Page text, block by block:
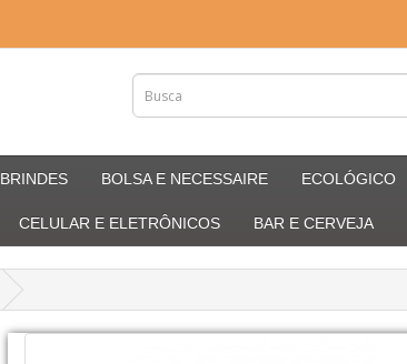
BRINDES BOLSA E NECESSAIRE ECOLÓGICO
CELULAR E ELETRÔNICOS BAR E CERVEJA